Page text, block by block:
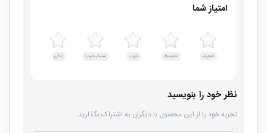
امتیاز شما
ضعیف متوسط خوب بسیار خوب عالی
نظر خود را بنویسید
تجربه خود را از این محصول با دیگران به اشتراک بگذارید.